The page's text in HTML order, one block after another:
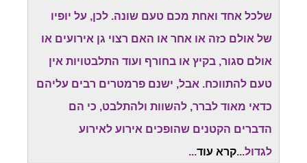
שלכל אחד ואחת מכם טעם שונה. לכן, על יופיו
של אולם כזה או אחר או האם רצוי גן אירועים או
אולם סגור, בקיץ או בחורף ועוד התלבטויות אין
טעם להתווכח. אבל, ישנם פרמטרים רבים עליהם
כדאי מאוד לברר, להשוות ולהתלבט, כי הם
הדברים הקטנים שהופכים אירוע לאירוע
לגדול...קרא עוד...